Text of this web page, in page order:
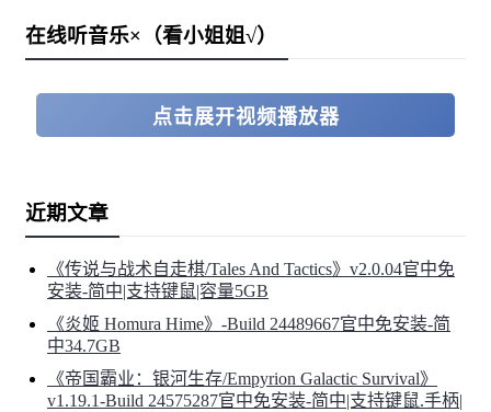
在线听音乐×（看小姐姐√）
点击展开视频播放器
近期文章
《传说与战术自走棋/Tales And Tactics》v2.0.04官中免
安装-简中|支持键鼠|容量5GB
《炎姬 Homura Hime》-Build 24489667官中免安装-简
中34.7GB
《帝国霸业：银河生存/Empyrion Galactic Survival》
v1.19.1-Build 24575287官中免安装-简中|支持键鼠.手柄|